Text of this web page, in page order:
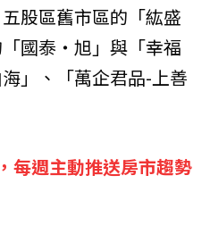
股區舊市區的「紘盛
國泰‧旭」與「幸福
」、「萬企君品-上善
每週主動推送房市趨勢